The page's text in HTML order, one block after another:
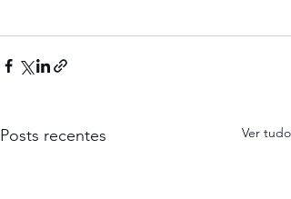
Posts recentes Ver tudo